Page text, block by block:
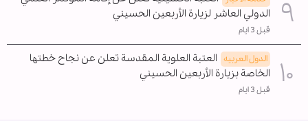
الدولي العاشر لزيارة الأربعين الحسيني
قبل 3 ايام
الدول العربیه العتبة العلوية المقدسة تعلن عن نجاح خطتها
الخاصة بزيارة الأربعين الحسيني
قبل 3 ايام